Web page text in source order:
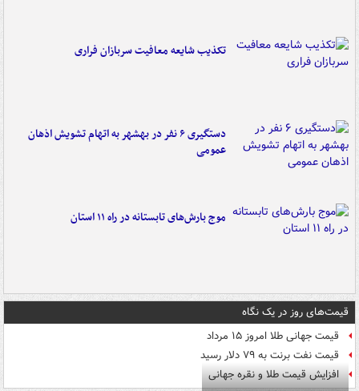
تکذیب شایعه معافیت سربازان فراری
دستگیری ۶ نفر در بهشهر به اتهام تشویش اذهان
عمومی
موج بارش‌های تابستانه در راه ۱۱ استان
قیمت‌های روز در یک نگاه
قیمت جهانی طلا امروز ۱۵ مرداد
قیمت نفت برنت به ۷۹ دلار رسید
افزایش قیمت طلا و نقره جهانی